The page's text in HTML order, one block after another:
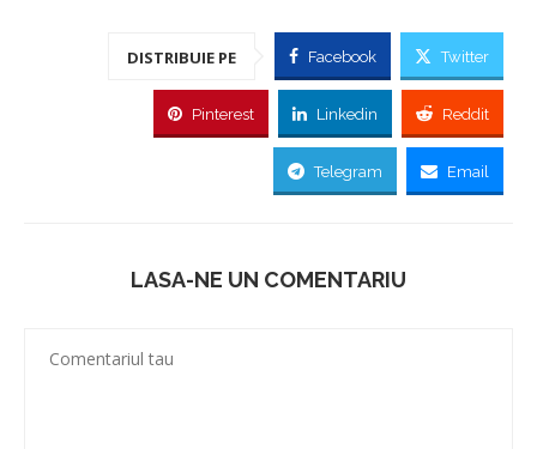
DISTRIBUIE PE Facebook Twitter
Pinterest Linkedin Reddit
Telegram Email
LASA-NE UN COMENTARIU